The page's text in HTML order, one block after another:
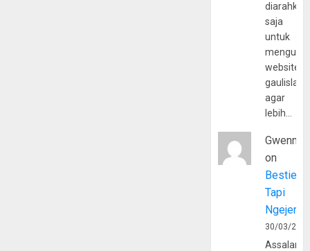
diarahkan
saja
untuk
website
agar
lebih…
Gwenny
on
Bestie
Tapi
30/03/